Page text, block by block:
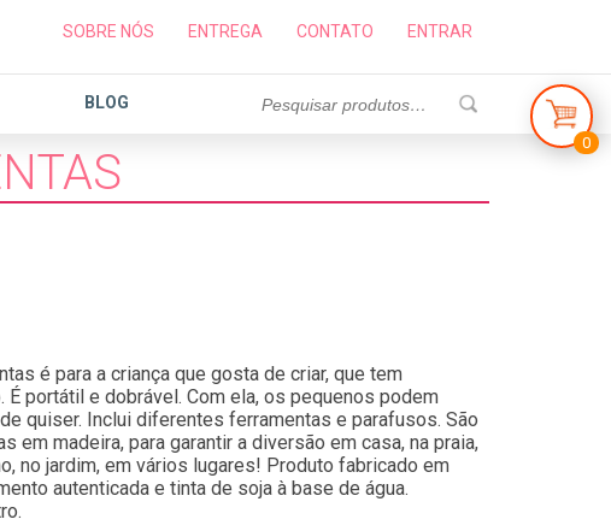
SOBRE NÓS ENTREGA CONTATO ENTRAR
BLOG
0
é para a criança que gosta de criar, que tem
É portátil e dobrável. Com ela, os pequenos podem
quiser. Inclui diferentes ferramentas e parafusos. São
em madeira, para garantir a diversão em casa, na praia,
no jardim, em vários lugares! Produto fabricado em
autenticada e tinta de soja à base de água.